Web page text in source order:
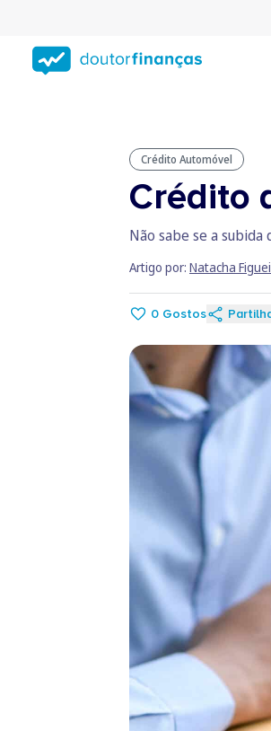
conteúdo
principal
Crédito Automóvel
Crédito
Não sabe se a
Artigo por: Natacha
0 Gostos